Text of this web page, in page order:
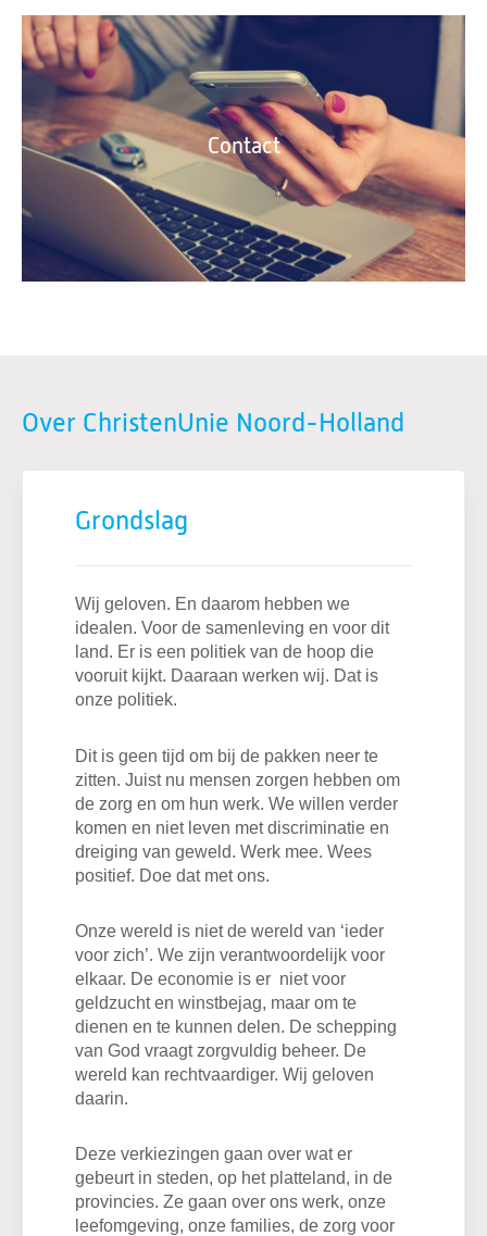
Contact
Over ChristenUnie Noord-Holland
Grondslag
Wij geloven. En daarom hebben we
idealen. Voor de samenleving en voor dit
land. Er is een politiek van de hoop die
vooruit kijkt. Daaraan werken wij. Dat is
onze politiek.
Dit is geen tijd om bij de pakken neer te
zitten. Juist nu mensen zorgen hebben om
de zorg en om hun werk. We willen verder
komen en niet leven met discriminatie en
dreiging van geweld. Werk mee. Wees
positief. Doe dat met ons.
Onze wereld is niet de wereld van ‘ieder
voor zich’. We zijn verantwoordelijk voor
elkaar. De economie is er niet voor
geldzucht en winstbejag, maar om te
dienen en te kunnen delen. De schepping
van God vraagt zorgvuldig beheer. De
wereld kan rechtvaardiger. Wij geloven
daarin.
Deze verkiezingen gaan over wat er
gebeurt in steden, op het platteland, in de
provincies. Ze gaan over ons werk, onze
leefomgeving, onze families, de zorg voor